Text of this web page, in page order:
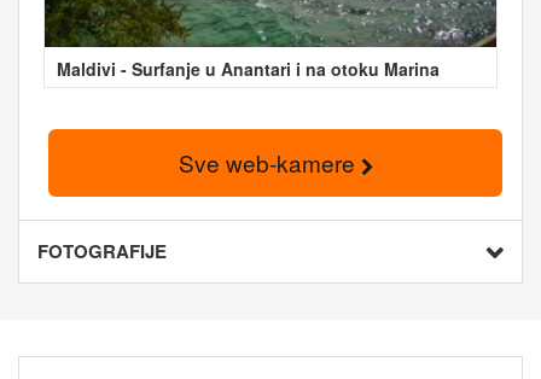
Maldivi - Surfanje u Anantari i na otoku Marina
Sve web-kamere
FOTOGRAFIJE